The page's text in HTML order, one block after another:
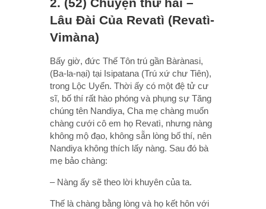
Lâu Ðài Của Revatì (Revatì-
Vimàna)
Bấy giờ, đức Thế Tôn trú gần Bàrànasi,
(Ba-la-nại) tại Isipatana (Trú xứ chư Tiên),
trong Lộc Uyển. Thời ấy có một đệ tử cư
sĩ, bố thí rất hào phóng và phụng sự Tăng
chúng tên Nandiya, Cha mẹ chàng muốn
chàng cưới cô em họ Revatì, nhưng nàng
không mộ đạo, không sẵn lòng bố thí, nên
Nandiya không thích lấy nàng. Sau đó bà
mẹ bảo chàng:
– Nàng ấy sẽ theo lời khuyên của ta.
Thế là chàng bằng lòng và họ kết hôn với